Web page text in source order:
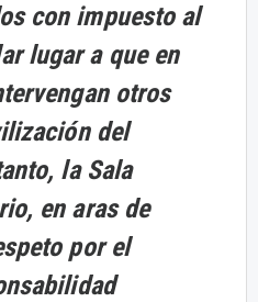
con impuesto al
lugar a que en
otros
del
la Sala
en aras de
por el